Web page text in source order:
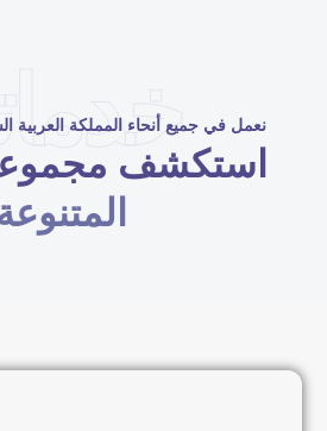
نعمل في جميع أنحاء المملكة العربية
استكشف
المتنوعة